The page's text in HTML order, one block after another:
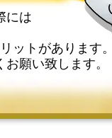
には
ットがあります。
願い致します。